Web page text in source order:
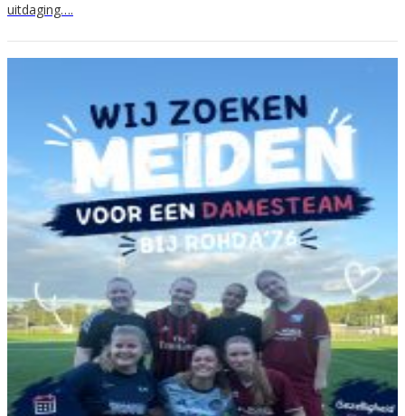
uitdaging….